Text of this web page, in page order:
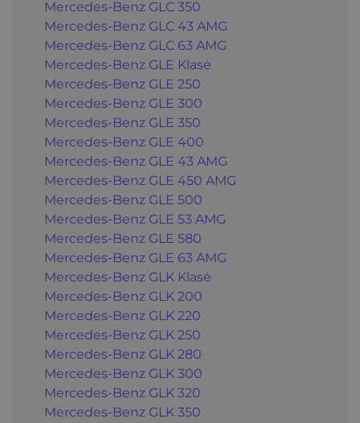
Mercedes-Benz GLC 350
Mercedes-Benz GLC 43 AMG
Mercedes-Benz GLC 63 AMG
Mercedes-Benz GLE Klasė
Mercedes-Benz GLE 250
Mercedes-Benz GLE 300
Mercedes-Benz GLE 350
Mercedes-Benz GLE 400
Mercedes-Benz GLE 43 AMG
Mercedes-Benz GLE 450 AMG
Mercedes-Benz GLE 500
Mercedes-Benz GLE 53 AMG
Mercedes-Benz GLE 580
Mercedes-Benz GLE 63 AMG
Mercedes-Benz GLK Klasė
Mercedes-Benz GLK 200
Mercedes-Benz GLK 220
Mercedes-Benz GLK 250
Mercedes-Benz GLK 280
Mercedes-Benz GLK 300
Mercedes-Benz GLK 320
Mercedes-Benz GLK 350